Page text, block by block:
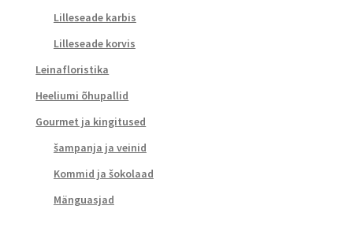
Lilleseade karbis
Lilleseade korvis
Leinafloristika
Heeliumi õhupallid
Gourmet ja kingitused
šampanja ja veinid
Kommid ja šokolaad
Mänguasjad